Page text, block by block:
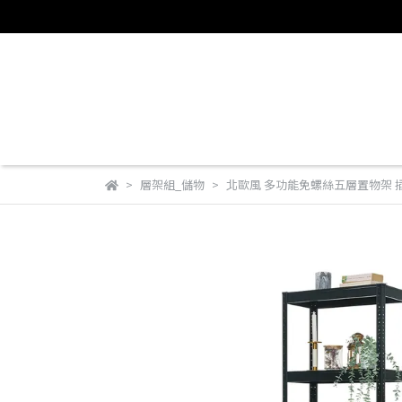
層架組_儲物 北歐風 多功能免螺絲五層置物架